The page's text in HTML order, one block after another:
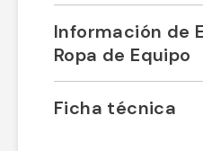
Información de
Ropa de Equipo
Ficha técnica